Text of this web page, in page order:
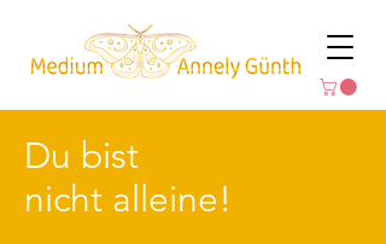
Du bist
nicht alleine!